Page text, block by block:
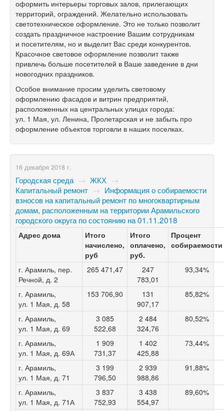
оформить интерьеры торговых залов, прилегающих
территорий, ограждений. Желательно использовать
светотехническое оформление. Это не только позволит
создать праздничное настроение Вашим сотрудникам
и посетителям, но и выделит Вас среди конкурентов.
Красочное световое оформление позволит также
привлечь больше посетителей в Ваше заведение в дни
новогодних праздников.
Особое внимание просим уделить световому
оформлению фасадов и витрин предприятий,
расположенных на центральных улицах города:
ул. 1 Мая, ул. Ленина, Пролетарская и не забыть про
оформление объектов торговли в наших поселках.
16 декабря 2018 г.
Городская среда → ЖКХ →
Капитальный ремонт → Информация о собираемости
взносов на капитальный ремонт по многоквартирным
домам, расположенным на территории Арамильского
городского округа по состоянию на 01.11.2018
Адрес дома
Итого
начислено,
руб
Итого
оплачено,
руб.
Процент
собираемости
г. Арамиль, пер.
Речной, д. 2
265 471,47
247
783,01
93,34%
г. Арамиль,
ул. 1 Мая, д. 58
153 706,90
131
907,17
85,82%
г. Арамиль,
ул. 1 Мая, д. 69
3 085
522,68
2 484
324,76
80,52%
г. Арамиль,
ул. 1 Мая, д. 69А
1 909
731,37
1 402
425,88
73,44%
г. Арамиль,
ул. 1 Мая, д. 71
3 199
796,50
2 939
988,86
91,88%
г. Арамиль,
ул. 1 Мая, д. 71А
3 837
752,93
3 438
554,97
89,60%